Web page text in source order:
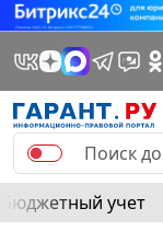
Бюджетный учет